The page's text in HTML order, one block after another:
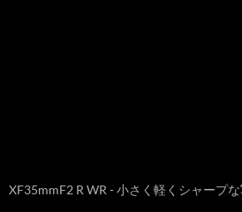
XF35mmF2 R WR - 小さく軽くシャープ